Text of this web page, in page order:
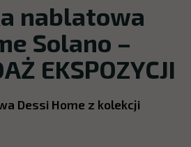
nablatowa
Solano –
EKSPOZYCJI
Dessi Home z kolekcji